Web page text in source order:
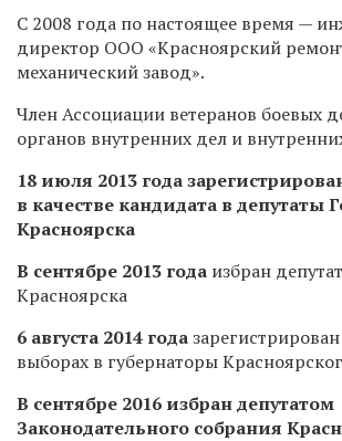
С 2008 года по настоящее время —
директор ООО «Красноярский
механический завод».
Член Ассоциации ветеранов боевых
органов внутренних дел и
18 июля 2013 года
в качестве кандидата в депутаты
Красноярска
В сентябре 2013 года избран
Красноярска
6 августа 2014 года
выборах в губернаторы
В сентябре 2016 избран депутатом
Законодательного собрания